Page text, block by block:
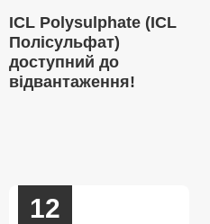
ICL Polysulphate (ICL
Полісульфат)
доступний до
відвантаження!
12